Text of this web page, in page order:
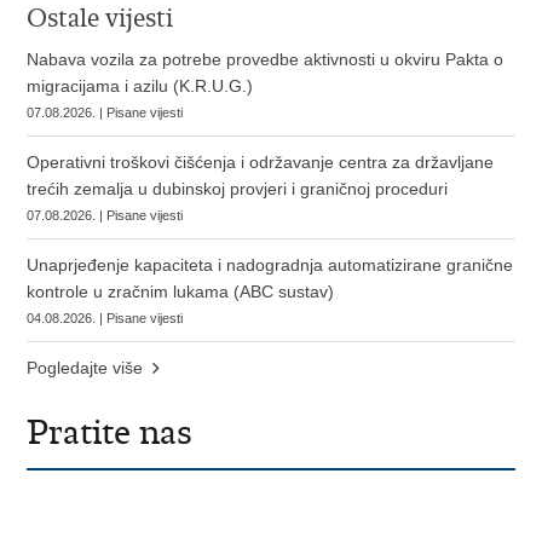
Ostale vijesti
Nabava vozila za potrebe provedbe aktivnosti u okviru Pakta o
migracijama i azilu (K.R.U.G.)
07.08.2026. | Pisane vijesti
Operativni troškovi čišćenja i održavanje centra za državljane
trećih zemalja u dubinskoj provjeri i graničnoj proceduri
07.08.2026. | Pisane vijesti
Unaprjeđenje kapaciteta i nadogradnja automatizirane granične
kontrole u zračnim lukama (ABC sustav)
04.08.2026. | Pisane vijesti
Pogledajte više
Pratite nas